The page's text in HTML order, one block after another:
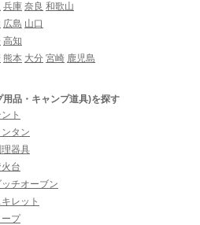
兵庫 奈良 和歌山
広島 山口
高知
熊本 大分 宮崎 鹿児島
品・キャンプ道具)を探す
ト
ンタン
器具
台
ッチオーブン
キレット
ープ